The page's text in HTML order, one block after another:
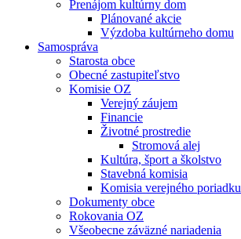
Prenájom kultúrny dom
Plánované akcie
Výzdoba kultúrneho domu
Samospráva
Starosta obce
Obecné zastupiteľstvo
Komisie OZ
Verejný záujem
Financie
Životné prostredie
Stromová alej
Kultúra, šport a školstvo
Stavebná komisia
Komisia verejného poriadku
Dokumenty obce
Rokovania OZ
Všeobecne záväzné nariadenia